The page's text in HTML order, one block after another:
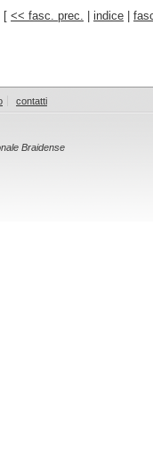
[ << fasc. prec. indice
contatti
Braidense